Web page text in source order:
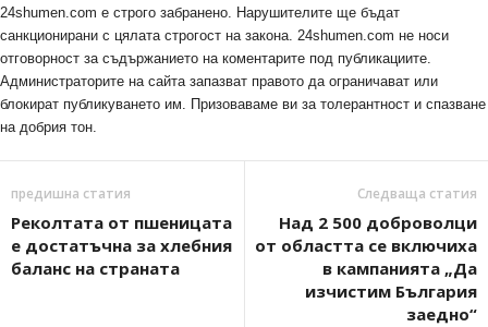
24shumen.com е строго забранено. Нарушителите ще бъдат
санкционирани с цялата строгост на закона. 24shumen.com не носи
отговорност за съдържанието на коментарите под публикациите.
Администраторите на сайта запазват правото да ограничават или
блокират публикуването им. Призоваваме ви за толерантност и спазване
на добрия тон.
предишна статия
Реколтата от пшеницата
е достатъчна за хлебния
баланс на страната
Следваща статия
Над 2 500 доброволци
от областта се включиха
в кампанията „Да
изчистим България
заедно“